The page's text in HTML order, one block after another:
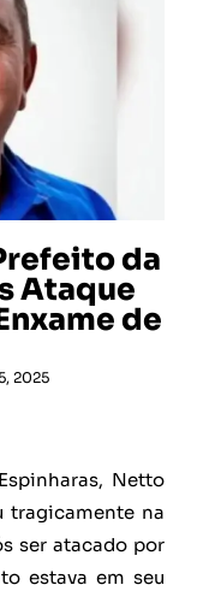
da
Ataque
de
2025
Netto
tragicamente na
ser atacado por
estava em seu